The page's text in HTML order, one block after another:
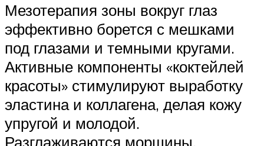
Мезотерапия зоны вокруг глаз
эффективно борется с мешками
под глазами и темными кругами.
Активные компоненты «коктейлей
красоты» стимулируют выработку
эластина и коллагена, делая кожу
упругой и молодой.
Разглаживаются морщины,